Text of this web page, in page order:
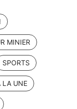
MINIER
SPORTS
LA UNE